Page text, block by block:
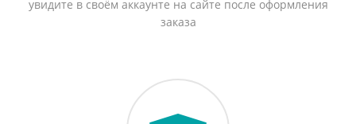
увидите в своём аккаунте на сайте после оформления
заказа